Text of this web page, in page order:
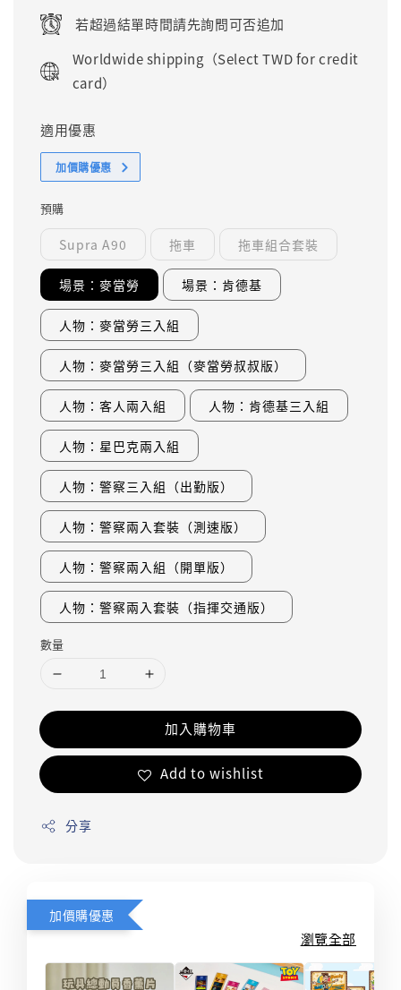
若超過結單時間請先詢問可否追加
Worldwide shipping（Select TWD for credit
card）
適用優惠
加價購優惠
預購
Supra A90 拖車 拖車組合套裝
場景：麥當勞 場景：肯德基
人物：麥當勞三入組
人物：麥當勞三入組（麥當勞叔叔版）
人物：客人兩入組 人物：肯德基三入組
人物：星巴克兩入組
人物：警察三入組（出勤版）
人物：警察兩入套裝（測速版）
人物：警察兩入組（開單版）
人物：警察兩入套裝（指揮交通版）
數量
加入購物車
Add to wishlist
分享
加價購優惠
瀏覽全部